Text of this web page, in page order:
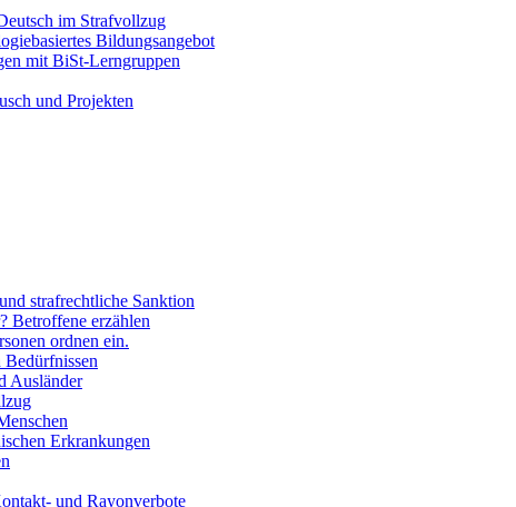
im Strafvollzug
Bildungsangebot
mit BiSt-Lerngruppen
und Projekten
strafrechtliche Sanktion
Betroffene erzählen
ordnen ein.
Bedürfnissen
Ausländer
Erkrankungen
und Rayonverbote